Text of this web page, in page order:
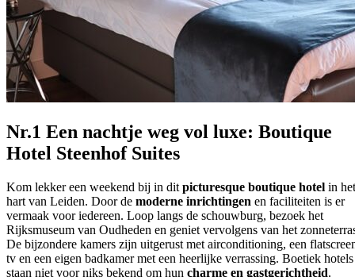
Nr.1 Een nachtje weg vol luxe: Boutique
Hotel Steenhof Suites
Kom lekker een weekend bij in dit picturesque boutique hotel in het
hart van Leiden. Door de moderne inrichtingen en faciliteiten is er
vermaak voor iedereen. Loop langs de schouwburg, bezoek het
Rijksmuseum van Oudheden en geniet vervolgens van het
De bijzondere kamers zijn uitgerust met airconditioning, een
tv en een eigen badkamer met een heerlijke verrassing. Boetiek hotels
staan niet voor niks bekend om hun charme en gastgerichtheid.